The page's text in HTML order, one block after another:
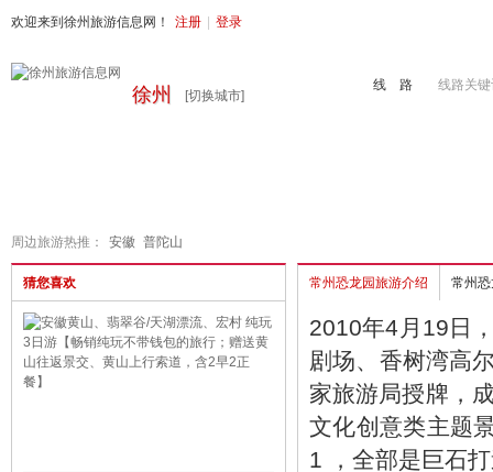
欢迎来到徐州旅游信息网！ 注册 登录
徐州 [切换城市]
线路关
线 路
周边旅游热推： 安徽 普陀山
猜您喜欢 常州恐龙园旅游介绍 常州
2010年4月19日
剧场、香树湾高
家旅游局授牌，
文化创意类主题
1 ，全部是巨石